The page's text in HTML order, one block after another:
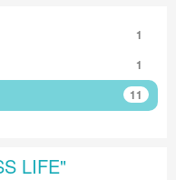
1
1
11
LIFE"